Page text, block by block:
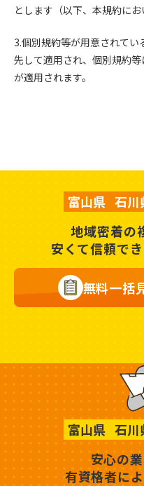
とします（以下、本規約にお
3.個別規約等が用意されて
先して適用され、個別規約
が適用されます。
富山県 石川
地域密着の
安くて信頼で
無料一括
富山県 石川
安心の
有資格者に